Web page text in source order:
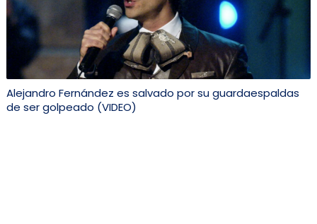
Alejandro Fernández es salvado por su guardaespaldas
de ser golpeado (VIDEO)